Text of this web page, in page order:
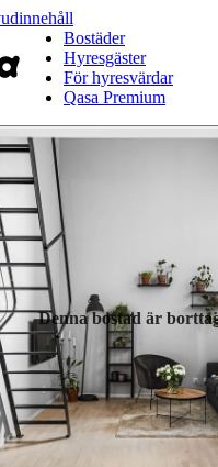
Bostäder
Hyresgäster
För hyresvärdar
Qasa Premium
Denna bostad är